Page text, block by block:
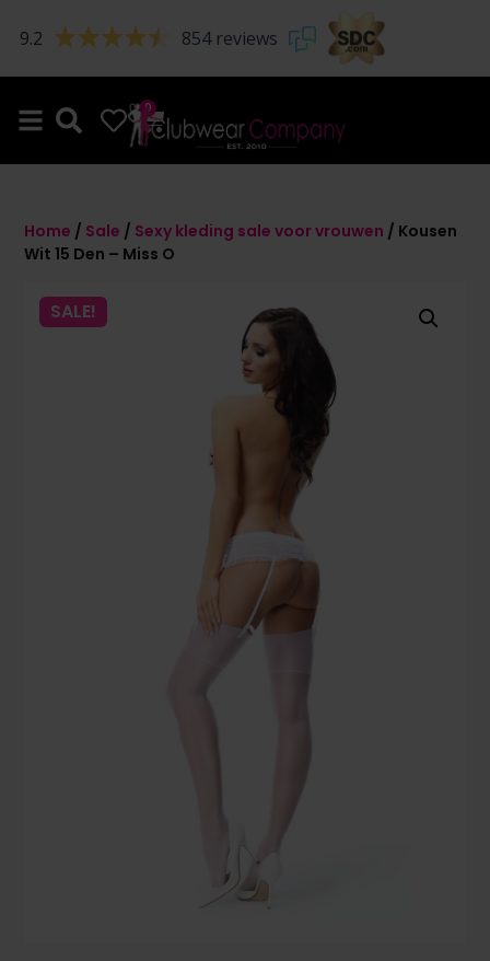
9.2 854 reviews
0 0
Home / Sale / Sexy kleding sale voor vrouwen / Kousen
Wit 15 Den – Miss O
SALE!